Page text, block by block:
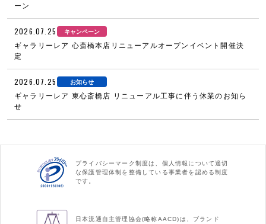
ーン
2026.07.25 キャンペーン
ギャラリーレア 心斎橋本店リニューアルオープンイベント開催決
定
2026.07.25 お知らせ
ギャラリーレア 東心斎橋店 リニューアル工事に伴う休業のお知ら
せ
プライバシーマーク制度は、個人情報について適切
な保護管理体制を整備している事業者を認める制度
です。
日本流通自主管理協会(略称AACD)は、ブランド